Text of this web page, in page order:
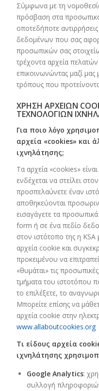
Σύμφωνα με τη
πρόσβαση στα
οποτεδήποτε
δεδομένων που σας
προσωπικών σας
τρέχοντα αρχεία
επικοινωνώντας μαζί
τρόπους που
ΧΡΗΣΗ ΑΡΧΕΙΩΝ
ΤΕΧΝΟΛΟΓΙΩΝ
Για ποιο λόγο
αρχεία «cookies» και
ιχνηλάτησης;
Τα αρχεία «cookies»
ενδέχεται να στείλει
προσπελαύνετε έναν
αποθηκεύονται
εισαγάγετε τα
form ή σε ένα πεδίο
στον ιστότοπο της η
αρχεία cookie και
προκειμένου να
«θυμάται» τις
τμήματα του ιστοτόπου
το επιλέξετε, το
Μπορείτε επίσης να
αρχεία cookie στην
www.allaboutcookies.org
Τι είδους αρχεία
ιχνηλάτησης
Google Analytics:
συλλογή